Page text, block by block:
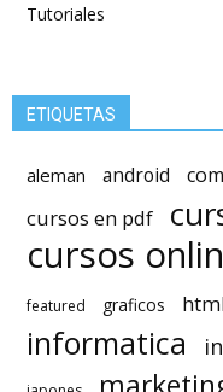
Tutoriales
ETIQUETAS
aleman android
cursos en pdf
cursos
featured graficos html
informatica